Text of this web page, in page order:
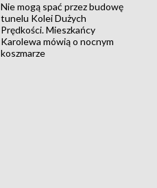
Nie mogą spać przez budowę
tunelu Kolei Dużych
Prędkości. Mieszkańcy
Karolewa mówią o nocnym
koszmarze